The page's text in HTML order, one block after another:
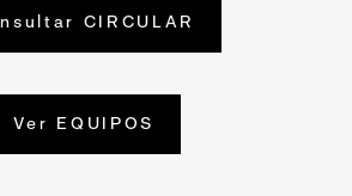
CIRCULAR
Ver EQUIPOS